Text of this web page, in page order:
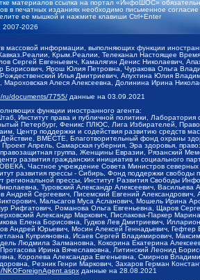
материалов ссылка на портал «ИнфоШОС»
в печатных изданиях необходимо письменное
ее мышкой и нажмите клавиши Ctrl+Enter
2007-2026
массовой информации, выполняющих функции
Крым.Реалии, Телеканал Настоящее
Сергей Евгеньевич, Камалягин Денис Николаевич,
Борисович, Ярош Юлия Петровна, Чуракова Ольга
Илья Дмитриевич, Апухтина Юлия
Алеся Алексеевна, Долинина Ирина
ru/documents/7755/ данные на 03.09.2021
функции иностранного агента:
Институт права и публичной политики,
Петербург, Феникс ПЛЮС, Лига Избирателей,
Центр поддержки и содействия развитию средств
ВМЕСТЕ, Благотворительный фонд охраны
Апрель, Самарская губерния, Эра здоровья,
группа, Женщины Евразии, Рязанский
развития гражданских инициатив и социального
Частное учреждение Совета Министров северных
развития прессы - Сибирь, Фонд поддержки
региональной прессы, Институт Развития Свободы
Туровский Александр Алексеевич,
Андрей Сергеевич, Писемский Евгений
Мальсагов Муса Асланович, Мошель Ирина
Рифгатович, Романова Ольга Евгеньевна, Щаров
Александр Маркович, Пислакова-Паркер
Елена Борисовна, Гудков Лев Дмитриевич,
Андрей Юрьевич, Мосин Алексей Геннадьевич,
Куприяновна, Исаев Сергей Владимирович,
Людмила Залмановна, Кокорина Екатерина
Ирина Вячеславовна, Литинский Леонид
Королева Александра Евгеньевна, Смирнов
Резник Генри Маркович, Захаров Герман
NKOForeignAgent.aspx данные на 28.08.2021